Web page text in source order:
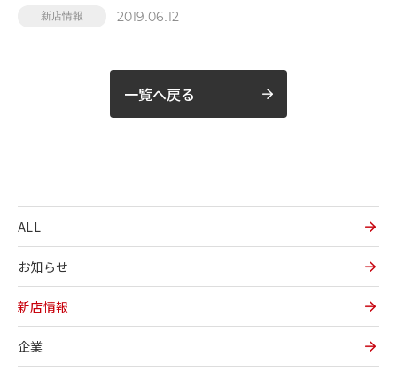
ALL
お知らせ
新店情報
企業
新店情報 2019.06.12
一覧へ戻る